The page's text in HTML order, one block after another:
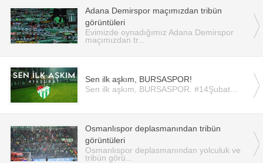
Adana Demirspor maçımızdan tribün
görüntüleri
Evimizde oynadığımız Adana Demirspor
maçımızdan tr...
Sen ilk aşkım, BURSASPOR!
Sen ilk aşkım, BURSASPOR. #14Şubat...
Osmanlıspor deplasmanından tribün
görüntüleri
Osmanlıspor deplasmanından yolculuk ve
tribün görü...